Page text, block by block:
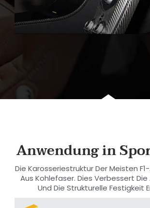
Anwendung in
Die Karosseriestruktur Der Meisten
Aus Kohlefaser. Dies Verbessert
Und Die Strukturelle Festigkeit